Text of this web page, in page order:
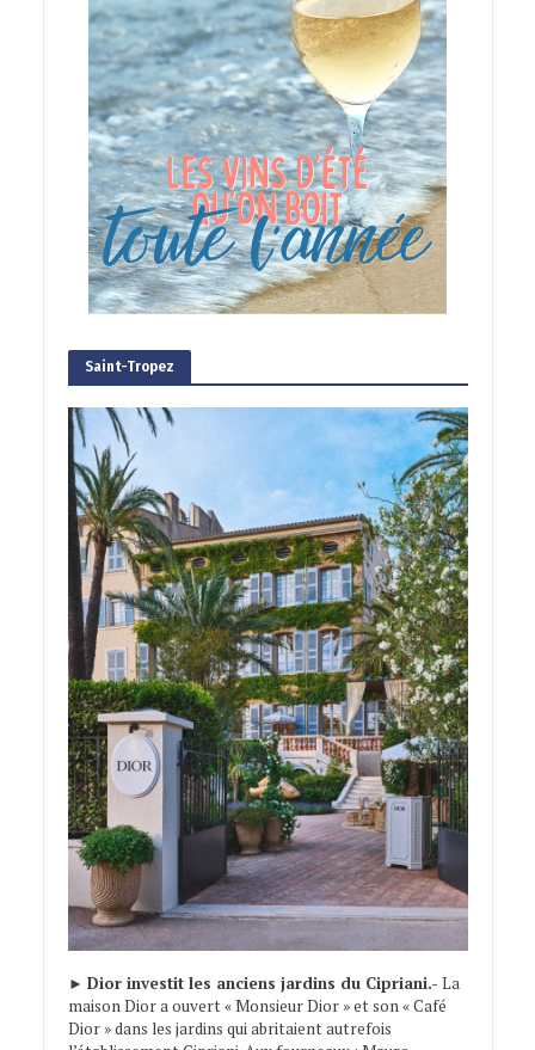
Saint-Tropez
► Dior investit les anciens jardins du Cipriani.- La
maison Dior a ouvert « Monsieur Dior » et son « Café
Dior » dans les jardins qui abritaient autrefois